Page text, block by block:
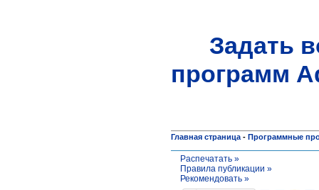
Задать
программ
Главная страница - Программные
Распечатать »
Правила публикации »
Рекомендовать »